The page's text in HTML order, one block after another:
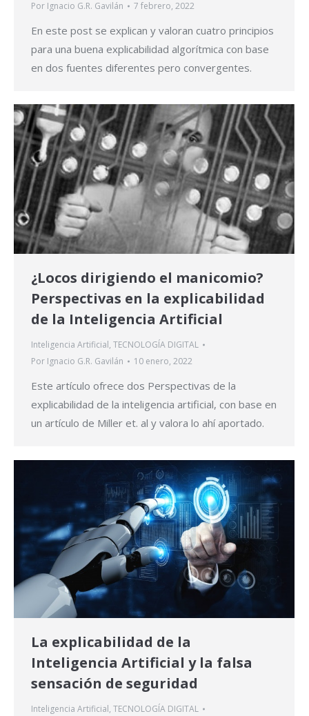
Por Ignacio G.R. Gavilán 7 febrero, 2022
En este post se explican y valoran cuatro principios
para una buena explicabilidad algorítmica con base
en dos fuentes diferentes pero convergentes.
¿Locos dirigiendo el manicomio?
Perspectivas en la explicabilidad
de la Inteligencia Artificial
Inteligencia Artificial, TECNOLOGÍA DIGITAL
Por Ignacio G.R. Gavilán 10 enero, 2022
Este artículo ofrece dos Perspectivas de la
explicabilidad de la inteligencia artificial, con base en
un artículo de Miller et. al y valora lo ahí aportado.
La explicabilidad de la
Inteligencia Artificial y la falsa
sensación de seguridad
Inteligencia Artificial, TECNOLOGÍA DIGITAL